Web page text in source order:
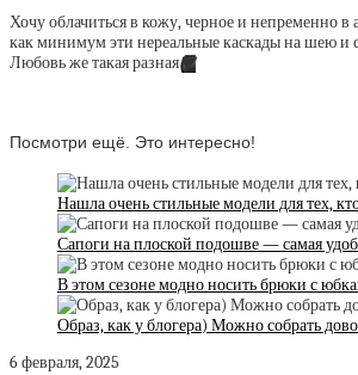
Хочу облачиться в кожу, черное и непременно в
как минимум эти нереальные каскады на шею и
Любовь же такая разная🖤
Посмотри ещё. Это интересно!
Нашла очень стильные модели для тех,
Сапоги на плоской подошве — самая
В этом сезоне модно носить брюки с
Образ, как у блогера) Можно собрать
6 февраля, 2025